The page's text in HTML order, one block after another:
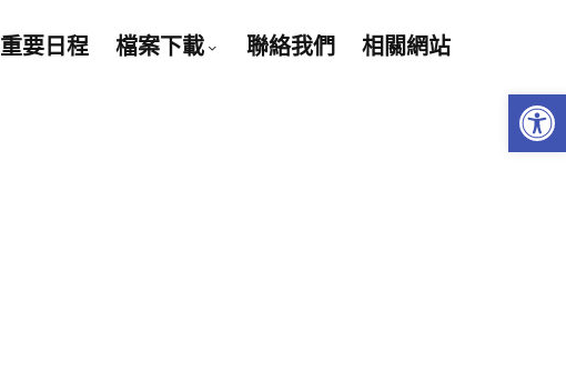
重要日程 檔案下載 聯絡我們 相關網站